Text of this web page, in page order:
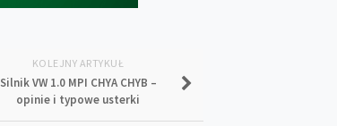
KOLEJNY ARTYKUŁ
Silnik VW 1.0 MPI CHYA CHYB –
opinie i typowe usterki